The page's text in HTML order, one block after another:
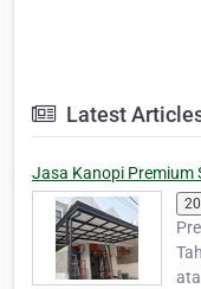
Latest
Jasa Kanopi Premium